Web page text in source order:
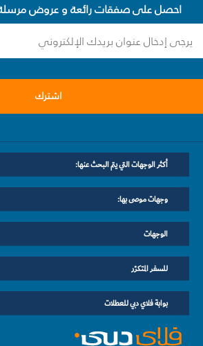
احصل على صفقات رائعة و عروض مرسلة
اشترك
أكثر الوجهات التي يتم البحث عنها:
وجهات موصى بها:
الوجهات
للسفر المتكرّر
بوابة فلاي دبي للعطلات